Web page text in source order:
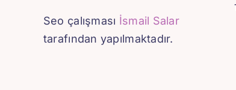
Seo çalışması İsmail Salar
tarafından yapılmaktadır.